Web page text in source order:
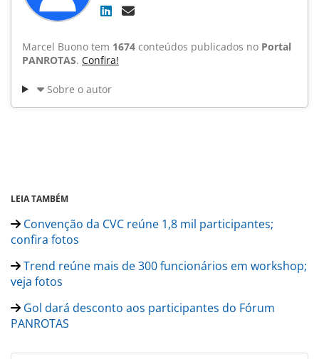
Marcel Buono tem 1674 conteúdos publicados no Portal
PANROTAS. Confira!
Sobre o autor
LEIA TAMBÉM
Convenção da CVC reúne 1,8 mil participantes;
confira fotos
Trend reúne mais de 300 funcionários em workshop;
veja fotos
Gol dará desconto aos participantes do Fórum
PANROTAS